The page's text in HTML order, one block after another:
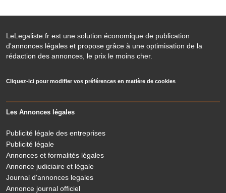
LeLegaliste.fr est une solution économique de publication
d'annonces légales et propose grâce à une optimisation de la
rédaction des annonces, le prix le moins cher.
Cliquez-ici pour modifier vos préférences en matière de cookies
Les Annonces légales
Publicité légale des entreprises
Publicité légale
Annonces et formalités légales
Annonce judiciaire et légale
Journal d'annonces legales
Annonce journal officiel